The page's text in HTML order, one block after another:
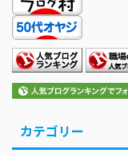
カテゴリー